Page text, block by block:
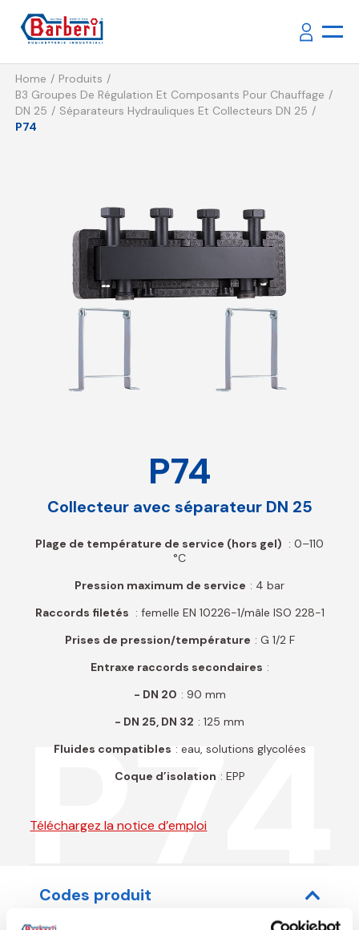
Home
Produits
B3 Groupes De Régulation Et Composants Pour Chauffage
DN 25
Séparateurs Hydrauliques Et Collecteurs DN 25
P74
P74
P74
Collecteur avec séparateur DN 25
Plage de température de service (hors gel) : 0–110
°C
Pression maximum de service : 4 bar
Raccords filetés : femelle EN 10226-1/mâle ISO 228-1
Prises de pression/température : G 1/2 F
Entraxe raccords secondaires :
- DN 20 : 90 mm
- DN 25, DN 32 : 125 mm
Fluides compatibles : eau, solutions glycolées
Coque d’isolation : EPP
Téléchargez la notice d’emploi
Codes produit